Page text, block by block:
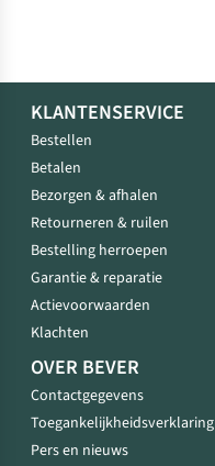
KLANTENSERVICE
Bestellen
Betalen
Bezorgen & afhalen
Retourneren & ruilen
Bestelling herroepen
Garantie & reparatie
Actievoorwaarden
Klachten
OVER BEVER
Contactgegevens
Toegankelijkheidsverklaring
Pers en nieuws